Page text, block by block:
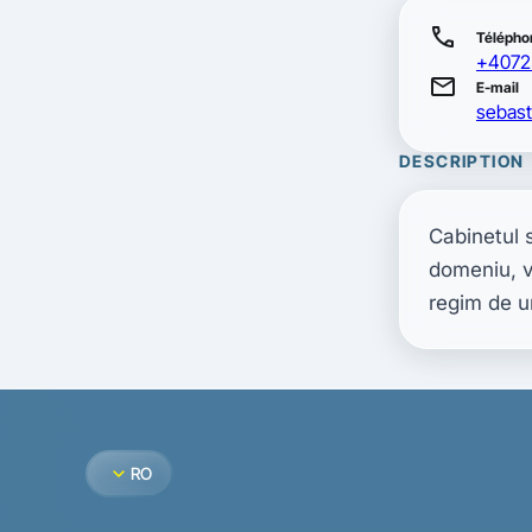
call
mail E-mail
DESCRIPTION
Cabinetul
domeniu,
regim de
expand_more RO